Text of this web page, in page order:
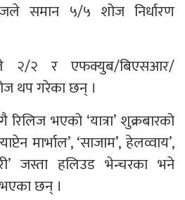
समान ५/५ शोज निर्धारण
२/२ र एफक्युब/बिएसआर/
थप गरेका छन् ।
भएको ‘यात्रा’ शुक्रबारको
मार्भाल’, ‘साजाम’, हेलव्वाय’,
जस्ता हलिउड भेन्चरका भने
छन् ।